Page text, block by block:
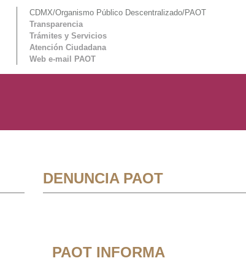
CDMX/Organismo Público Descentralizado/PAOT
Transparencia
Trámites y Servicios
Atención Ciudadana
Web e-mail PAOT
DENUNCIA PAOT
PAOT INFORMA